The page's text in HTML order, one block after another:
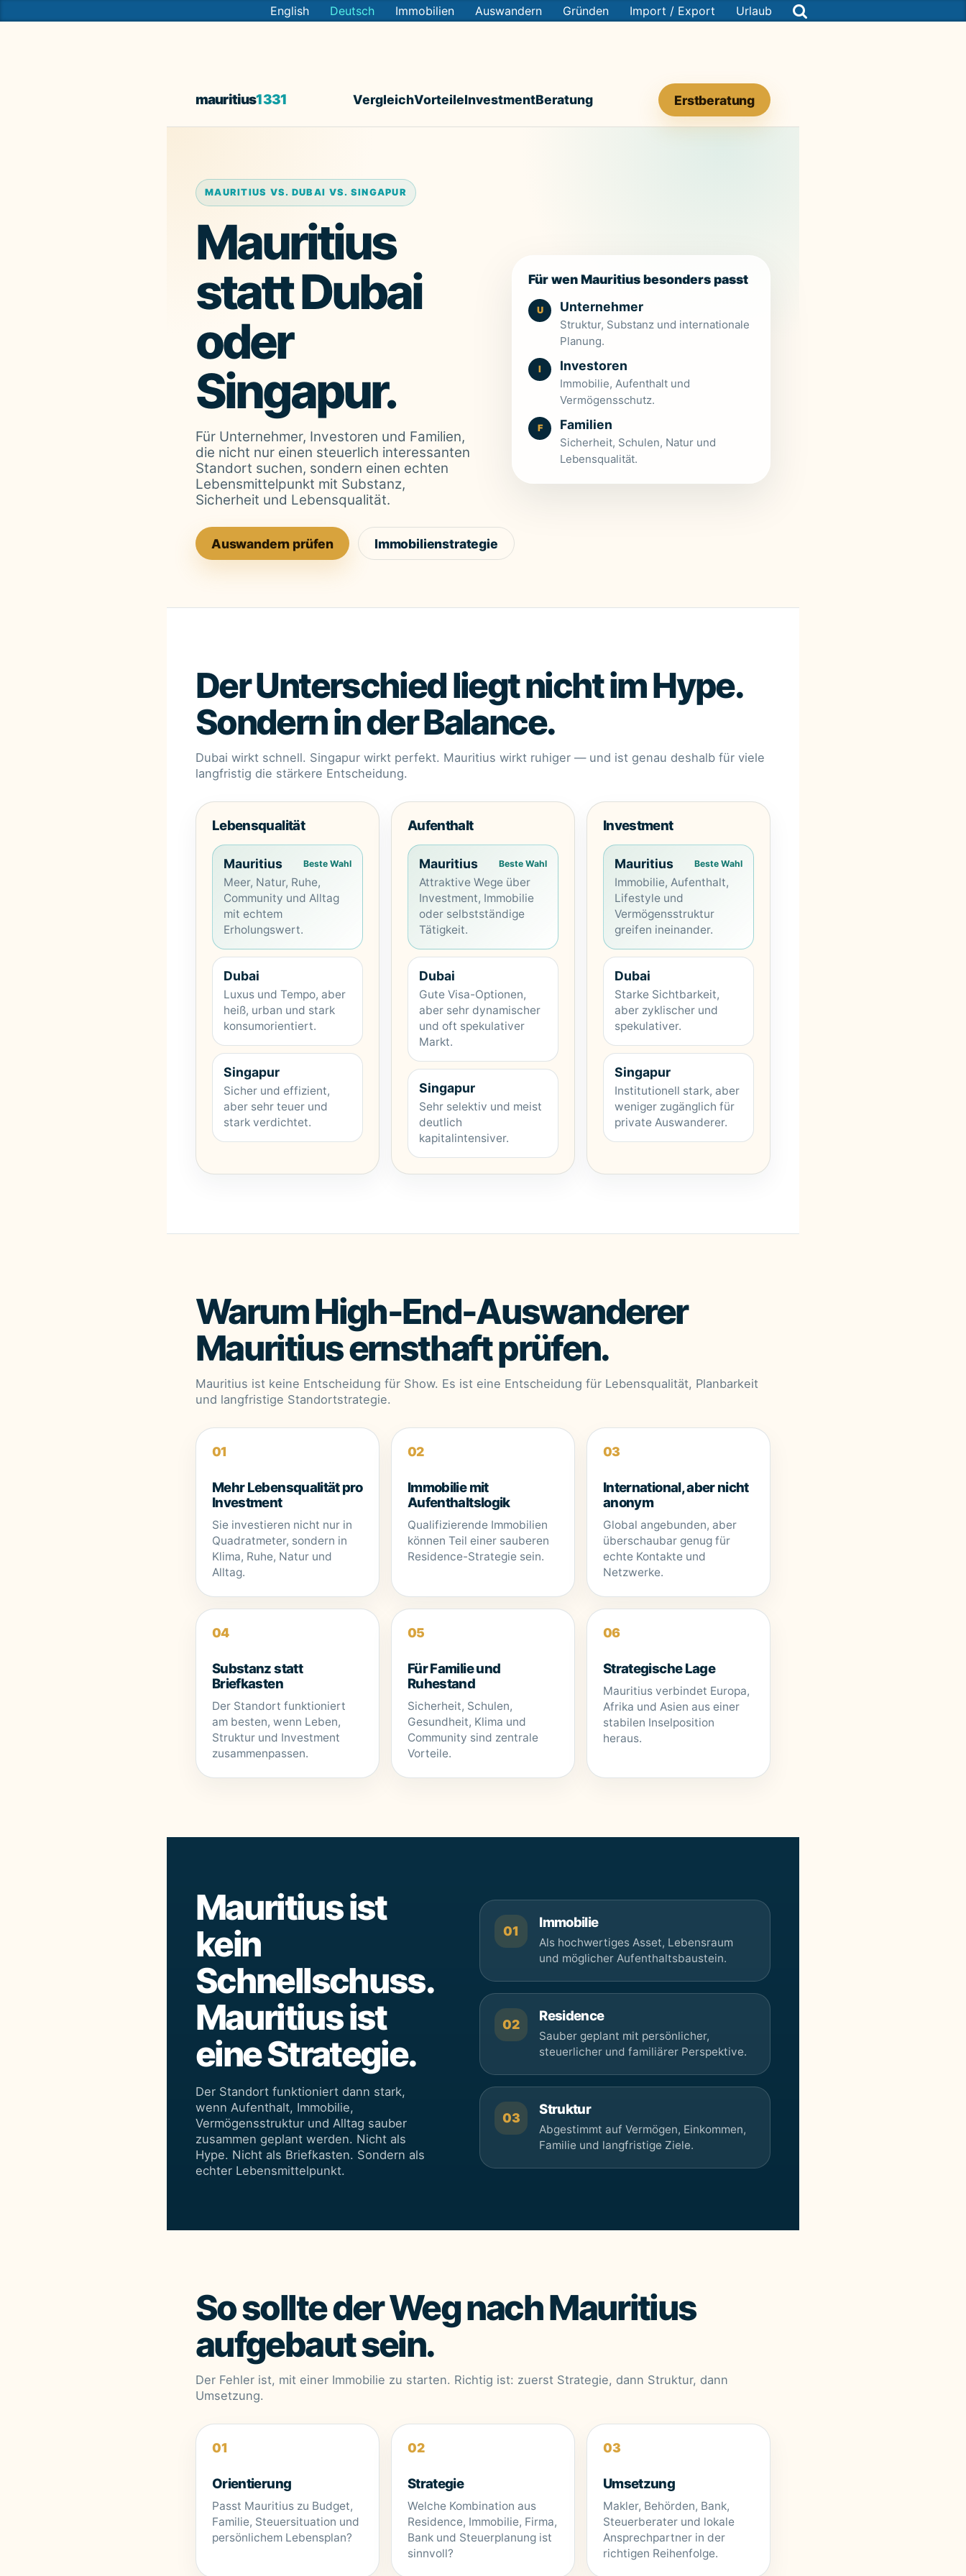
English Deutsch Immobilien Auswandern Gründen Import / Export Urlaub
mauritius1331 VergleichVorteileInvestmentBeratung Erstberatung
MAURITIUS VS. DUBAI VS. SINGAPUR
Mauritius
statt Dubai
oder
Singapur.
Für Unternehmer, Investoren und Familien,
die nicht nur einen steuerlich interessanten
Standort suchen, sondern einen echten
Lebensmittelpunkt mit Substanz,
Sicherheit und Lebensqualität.
Auswandern prüfen Immobilienstrategie
Für wen Mauritius besonders passt
U Unternehmer
Struktur, Substanz und internationale
Planung.
I Investoren
Immobilie, Aufenthalt und
Vermögensschutz.
F Familien
Sicherheit, Schulen, Natur und
Lebensqualität.
Der Unterschied liegt nicht im Hype.
Sondern in der Balance.
Dubai wirkt schnell. Singapur wirkt perfekt. Mauritius wirkt ruhiger — und ist genau deshalb für viele
langfristig die stärkere Entscheidung.
Lebensqualität
Mauritius Beste Wahl
Meer, Natur, Ruhe,
Community und Alltag
mit echtem
Erholungswert.
Dubai
Luxus und Tempo, aber
heiß, urban und stark
konsumorientiert.
Singapur
Sicher und effizient,
aber sehr teuer und
stark verdichtet.
Aufenthalt
Mauritius Beste Wahl
Attraktive Wege über
Investment, Immobilie
oder selbstständige
Tätigkeit.
Dubai
Gute Visa-Optionen,
aber sehr dynamischer
und oft spekulativer
Markt.
Singapur
Sehr selektiv und meist
deutlich
kapitalintensiver.
Investment
Mauritius Beste Wahl
Immobilie, Aufenthalt,
Lifestyle und
Vermögensstruktur
greifen ineinander.
Dubai
Starke Sichtbarkeit,
aber zyklischer und
spekulativer.
Singapur
Institutionell stark, aber
weniger zugänglich für
private Auswanderer.
Warum High-End-Auswanderer
Mauritius ernsthaft prüfen.
Mauritius ist keine Entscheidung für Show. Es ist eine Entscheidung für Lebensqualität, Planbarkeit
und langfristige Standortstrategie.
01
Mehr Lebensqualität pro
Investment
Sie investieren nicht nur in
Quadratmeter, sondern in
Klima, Ruhe, Natur und
Alltag.
02
Immobilie mit
Aufenthaltslogik
Qualifizierende Immobilien
können Teil einer sauberen
Residence-Strategie sein.
03
International, aber nicht
anonym
Global angebunden, aber
überschaubar genug für
echte Kontakte und
Netzwerke.
04
Substanz statt
Briefkasten
Der Standort funktioniert
am besten, wenn Leben,
Struktur und Investment
zusammenpassen.
05
Für Familie und
Ruhestand
Sicherheit, Schulen,
Gesundheit, Klima und
Community sind zentrale
Vorteile.
06
Strategische Lage
Mauritius verbindet Europa,
Afrika und Asien aus einer
stabilen Inselposition
heraus.
Mauritius ist
kein
Schnellschuss.
Mauritius ist
eine Strategie.
Der Standort funktioniert dann stark,
wenn Aufenthalt, Immobilie,
Vermögensstruktur und Alltag sauber
zusammen geplant werden. Nicht als
Hype. Nicht als Briefkasten. Sondern als
echter Lebensmittelpunkt.
01
Immobilie
Als hochwertiges Asset, Lebensraum
und möglicher Aufenthaltsbaustein.
02
Residence
Sauber geplant mit persönlicher,
steuerlicher und familiärer Perspektive.
03
Struktur
Abgestimmt auf Vermögen, Einkommen,
Familie und langfristige Ziele.
So sollte der Weg nach Mauritius
aufgebaut sein.
Der Fehler ist, mit einer Immobilie zu starten. Richtig ist: zuerst Strategie, dann Struktur, dann
Umsetzung.
Orientierung
Passt Mauritius zu Budget,
Familie, Steuersituation und
persönlichem Lebensplan?
Strategie
Welche Kombination aus
Residence, Immobilie, Firma,
Bank und Steuerplanung ist
sinnvoll?
Umsetzung
Makler, Behörden, Bank,
Steuerberater und lokale
Ansprechpartner in der
richtigen Reihenfolge.